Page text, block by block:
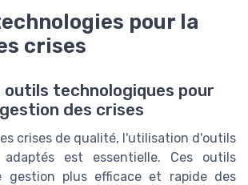
pour la
crises
technologiques pour
des crises
crises de qualité, l'utilisation d'outils
adaptés est essentielle. Ces outils
gestion plus efficace et rapide des